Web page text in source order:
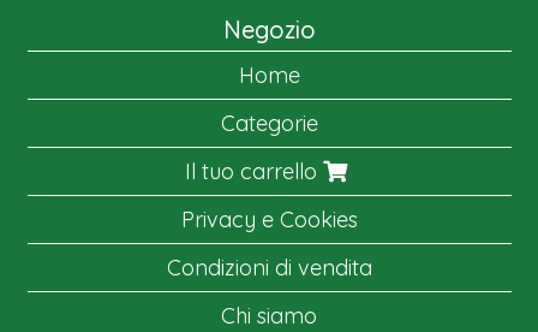
Negozio
Home
Categorie
Il tuo carrello
Privacy e Cookies
Condizioni di vendita
Chi siamo